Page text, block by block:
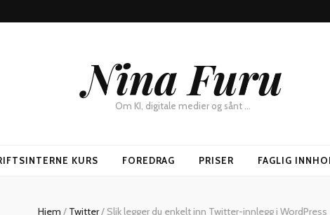
Nina Furu
Om KI, digitale medier og sånt …
KURS FOREDRAG PRISER FAGLIG
Hjem / Twitter/ Slik legger du enkelt inn Twitter-innlegg i WordPress